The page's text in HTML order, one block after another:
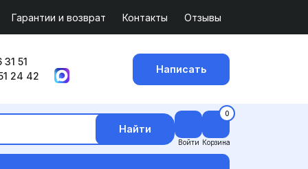
Гарантии и возврат Контакты Отзывы
51
24 42
Написать
Найти
Войти
0
Корзина